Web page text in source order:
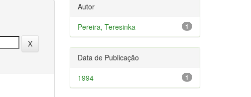
Autor
1
Pereira, Teresinka
Data de Publicação
1
1994